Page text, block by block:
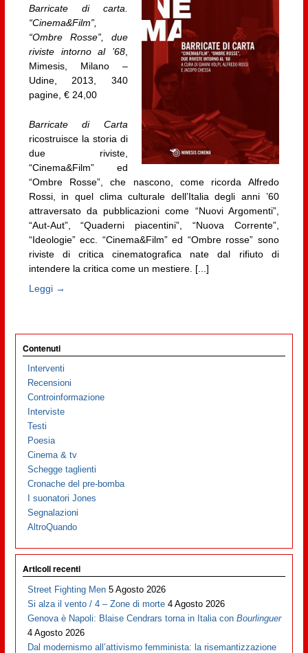
Barricate di carta.
“Cinema&Film”,
“Ombre Rosse”, due
riviste intorno al ’68
Mimesis, Milano –
Udine, 2013, 340
pagine, € 24,00
Barricate di Carta
ricostruisce la storia di
due riviste,
“Cinema&Film” ed
“Ombre Rosse”, che nascono, come ricorda Alfredo
Rossi, in quel clima culturale dell’Italia degli anni ’60
attraversato da pubblicazioni come “Nuovi Argomenti”,
“Aut-Aut”, “Quaderni piacentini”, “Nuova Corrente”,
“Ideologie” ecc. “Cinema&Film” ed “Ombre rosse” sono
riviste di critica cinematografica nate dal rifiuto di
intendere la critica come un mestiere. [...]
Leggi →
Contenuti
Interventi
Recensioni
Controinformazione
Interviste
Testi
Poesia
Cinema & tv
Schegge taglienti
Cronache del pre-bomba
I suonatori Jones
Segnalazioni
AltroQuando
Articoli recenti
Street Fighting Men 5 Agosto 2026
Si alza il vento / 4 – Zone di morte 4 Agosto 2026
Genova è Napoli: Blaise Cendrars torna in Italia conBourlinguer
4 Agosto 2026
Dal modernismo all’attivismo femminista: la risemantizzazione